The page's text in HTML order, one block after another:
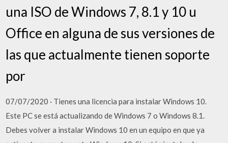
una ISO de Windows 7, 8.1 y 10 u
Office en alguna de sus versiones de
las que actualmente tienen soporte
por
07/07/2020 · Tienes una licencia para instalar Windows 10.
Este PC se está actualizando de Windows 7 o Windows 8.1.
Debes volver a instalar Windows 10 en un equipo en que ya